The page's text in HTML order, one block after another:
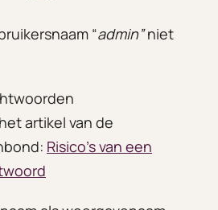
“admin”niet
artikel van de
Risico’s van een